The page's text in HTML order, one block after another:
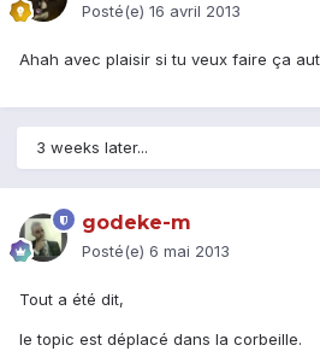
Posté(e) 16 avril 2013
Ahah avec plaisir si tu veux faire ça
3 weeks later...
godeke-m
Posté(e) 6 mai 2013
Tout a été dit,
le topic est déplacé dans la corbeille.